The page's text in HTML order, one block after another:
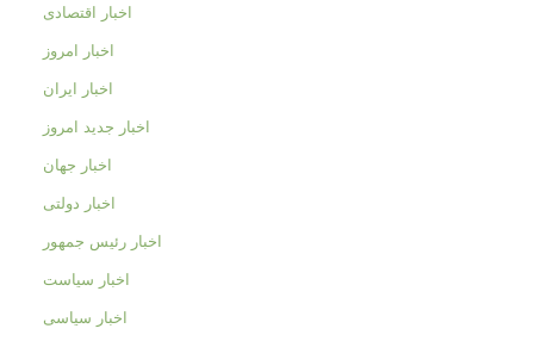
اخبار اقتصادی
اخبار امروز
اخبار ایران
اخبار جدید امروز
اخبار جهان
اخبار دولتی
اخبار رئیس جمهور
اخبار سیاست
اخبار سیاسی